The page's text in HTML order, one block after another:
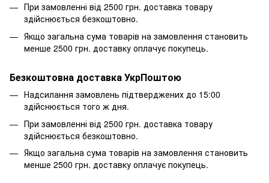
При замовленні від 2500 грн. доставка товару
здійснюється безкоштовно.
Якщо загальна сума товарів на замовлення становить
менше 2500 грн. доставку оплачує покупець.
Безкоштовна доставка УкрПоштою
Надсилання замовлень підтверджених до 15:00
здійснюється того ж дня.
При замовленні від 2500 грн. доставка товару
здійснюється безкоштовно.
Якщо загальна сума товарів на замовлення становить
менше 2500 грн. доставку оплачує покупець.